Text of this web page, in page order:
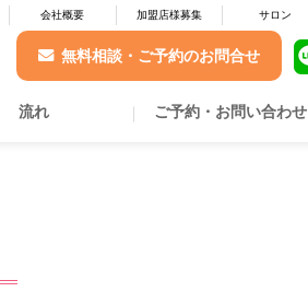
会社概要 加盟店様募集 サロン
無料相談・ご予約のお問合せ
流れ ご予約・お問い合わせ